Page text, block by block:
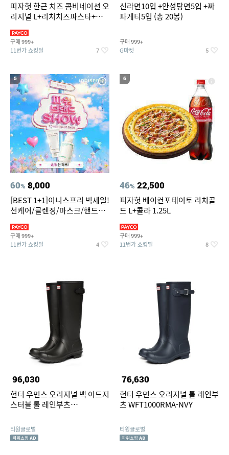
피자헛 한근 치즈 콤비네이션 오
리지널 L+리치치즈파스타+콜
구매 999+
11번가 쇼킹딜 7
신라면10입 +안성탕면5입 +짜
파게티5입 (총 20봉)
구매 999+
G마켓 5
5
60% 8,000
[BEST 1+1]이니스프리 빅세일!
선케어/클렌징/마스크/핸드크
구매 999+
11번가 쇼킹딜 4
6
46% 22,500
피자헛 베이컨포테이토 리치골
드 L+콜라 1.25L
구매 999+
11번가 쇼킹딜 8
96,030
헌터 우먼스 오리지널 백 어드저
스터블 톨 레인부츠
티원글로벌
76,630
헌터 우먼스 오리지널 톨 레인부
츠 WFT1000RMA-NVY
티원글로벌